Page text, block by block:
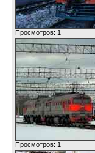
Просмотров: 1
Просмотров: 1